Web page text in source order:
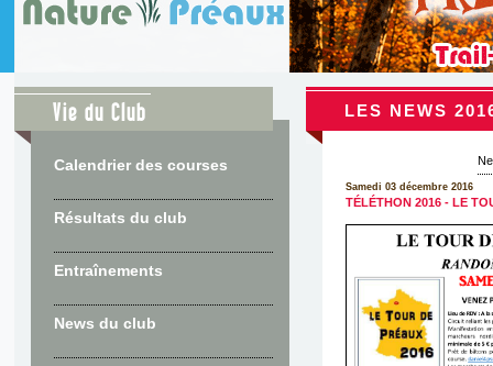
Vie du Club
Calendrier des courses
Résultats du club
Entraînements
News du club
LES NEWS
Samedi 03 décembre 2016
TÉLÉTHON 2016 - LE